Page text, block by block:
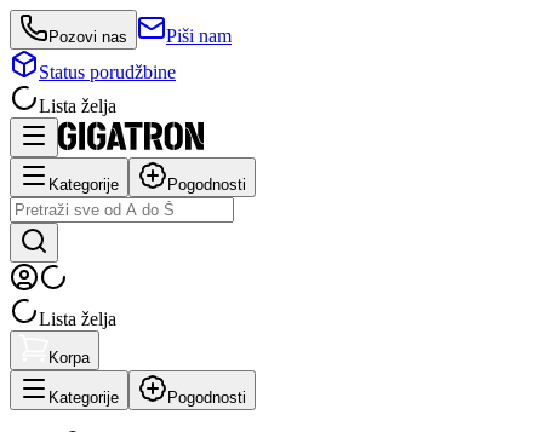
Pozovi nas
Piši nam
Status porudžbine
Lista želja
Kategorije Pogodnosti
Lista želja
Korpa
Kategorije Pogodnosti